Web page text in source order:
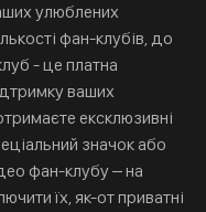
улюблених
фан-клубів, до
- це платна
ваших
ексклюзивні
значок або
фан-клубу – на
їх, як-от приватні